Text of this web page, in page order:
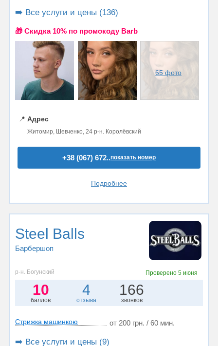
➡️ Все услуги и цены (136)
🎁 Cкидка 10% по промокоду Barb
65 фото
📍 Адрес
Житомир, Шевченко, 24 р-н. Королёвский
+38 (067) 672..показать номер
Подробнее
Steel Balls
Барбершоп
р-н. Богунский Проверено5 июня
10
баллов
4
отзыва
166
звонков
Стрижка машинкою от 200 грн. / 60 мин.
➡️ Все услуги и цены (9)